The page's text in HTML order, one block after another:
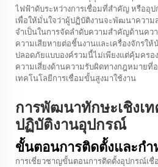
ไฟฟ้าดับระหว่างการเชื่อมที่สำคัญ หรืออุ
เพื่อให้มั่นใจว่าผู้ปฏิบัติงานจะพัฒนาความ
จำเป็นในการจัดลำดับความสำคัญด้านค
ความเสียหายต่อชิ้นงานและเครื่องจักรใ
ปลอดภัยแบบองค์รวมนี้ไม่เพียงแต่คุ้มครอ
ความเสี่ยงด้านความรับผิดทางกฎหมายที่
เทคโนโลยีการเชื่อมขั้นสูงมาใช้งาน
การพัฒนาทักษะเชิงเ
ปฏิบัติงานอุปกรณ์
ขั้นตอนการติดตั้งและก
การเชี่ยวชาญขั้นตอนการติดตั้งอุปกรณ์เชื่